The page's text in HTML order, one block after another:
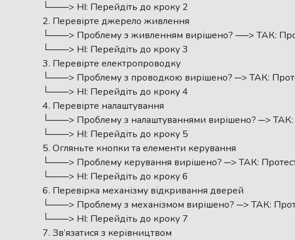
└───> НІ: Перейдіть до кроку 2
Перевірте джерело живлення
└───> Проблему з живленням вирішено? ──> ТАК:
└───> НІ: Перейдіть до кроку 3
Перевірте електропроводку
└───> Проблему з проводкою вирішено? ─> ТАК:
└───> НІ: Перейдіть до кроку 4
Перевірте налаштування
└───> Проблему з налаштуваннями вирішено? ─> ТАК:
└───> НІ: Перейдіть до кроку 5
Огляньте кнопки та елементи керування
└───> Проблему керування вирішено? ─> ТАК:
└───> НІ: Перейдіть до кроку 6
Перевірка механізму відкривання дверей
└───> Проблему з механізмом вирішено? ─> ТАК:
└───> НІ: Перейдіть до кроку 7
Зв’язатися з керівництвом